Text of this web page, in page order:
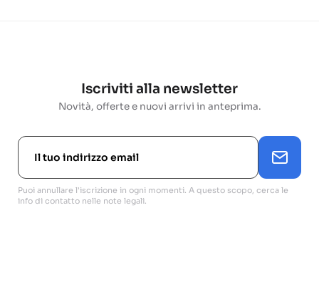
Iscriviti alla newsletter
Novità, offerte e nuovi arrivi in anteprima.
Puoi annullare l'iscrizione in ogni momenti. A questo scopo, cerca le
info di contatto nelle note legali.